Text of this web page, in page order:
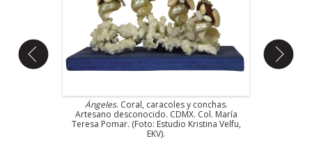
Ángeles. Coral, caracoles y conchas.
Artesano desconocido. CDMX. Col. María
Teresa Pomar. (Foto: Estudio Kristina Velfu,
EKV).